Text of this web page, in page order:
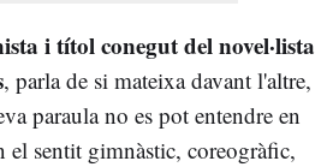
i títol conegut del novel·lista
, parla de si mateixa davant l'altre,
paraula no es pot entendre en
el sentit gimnàstic, coreogràfic,